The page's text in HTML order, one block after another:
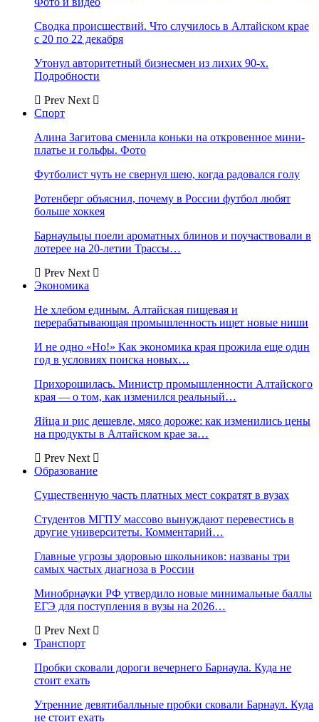
Сводка происшествий. Что случилось в Алтайском крае
с 20 по 22 декабря
Утонул авторитетный бизнесмен из лихих 90-х.
Подробности
Prev Next
Спорт
Алина Загитова сменила коньки на откровенное мини-
платье и гольфы. Фото
Футболист чуть не свернул шею, когда радовался голу
Ротенберг объяснил, почему в России футбол любят
больше хоккея
Барнаульцы поели ароматных блинов и поучаствовали в
лотерее на 20-летии Трассы…
Prev Next
Экономика
Не хлебом единым. Алтайская пищевая и
перерабатывающая промышленность ищет новые ниши
И не одно «Но!» Как экономика края прожила еще один
год в условиях поиска новых…
Прихорошилась. Министр промышленности Алтайского
края — о том, как изменился реальный…
Яйца и рис дешевле, мясо дороже: как изменились цены
на продукты в Алтайском крае за…
Prev Next
Образование
Существенную часть платных мест сократят в вузах
Студентов МГПУ массово вынуждают перевестись в
другие университеты. Комментарий…
Главные угрозы здоровью школьников: названы три
самых частых диагноза в России
Минобрнауки РФ утвердило новые минимальные баллы
ЕГЭ для поступления в вузы на 2026…
Prev Next
Транспорт
Пробки сковали дороги вечернего Барнаула. Куда не
стоит ехать
Утренние девятибалльные пробки сковали Барнаул. Куда
не стоит ехать